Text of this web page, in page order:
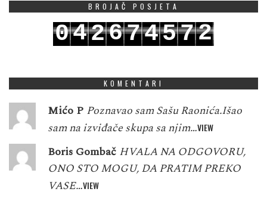
BROJAČ POSJETA
042674572
KOMENTARI
Mićo P Poznavao sam Sašu Raonića.Išao
sam na izviđače skupa sa njim…VIEW
Boris Gombač HVALA NA ODGOVORU,
ONO STO MOGU, DA PRATIM PREKO
VASE…VIEW